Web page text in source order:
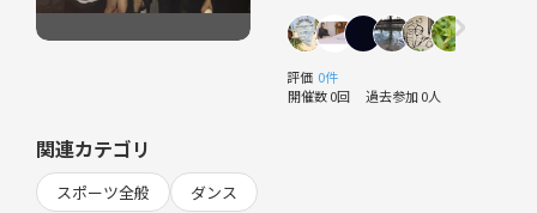
評価 0件
開催数 0回 過去参加 0人
関連カテゴリ
スポーツ全般 ダンス